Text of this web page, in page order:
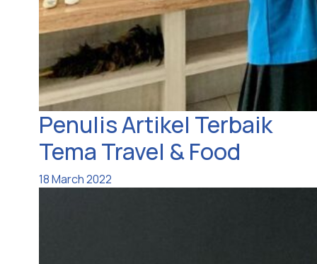
Penulis Artikel Terbaik
Tema Travel & Food
18 March 2022